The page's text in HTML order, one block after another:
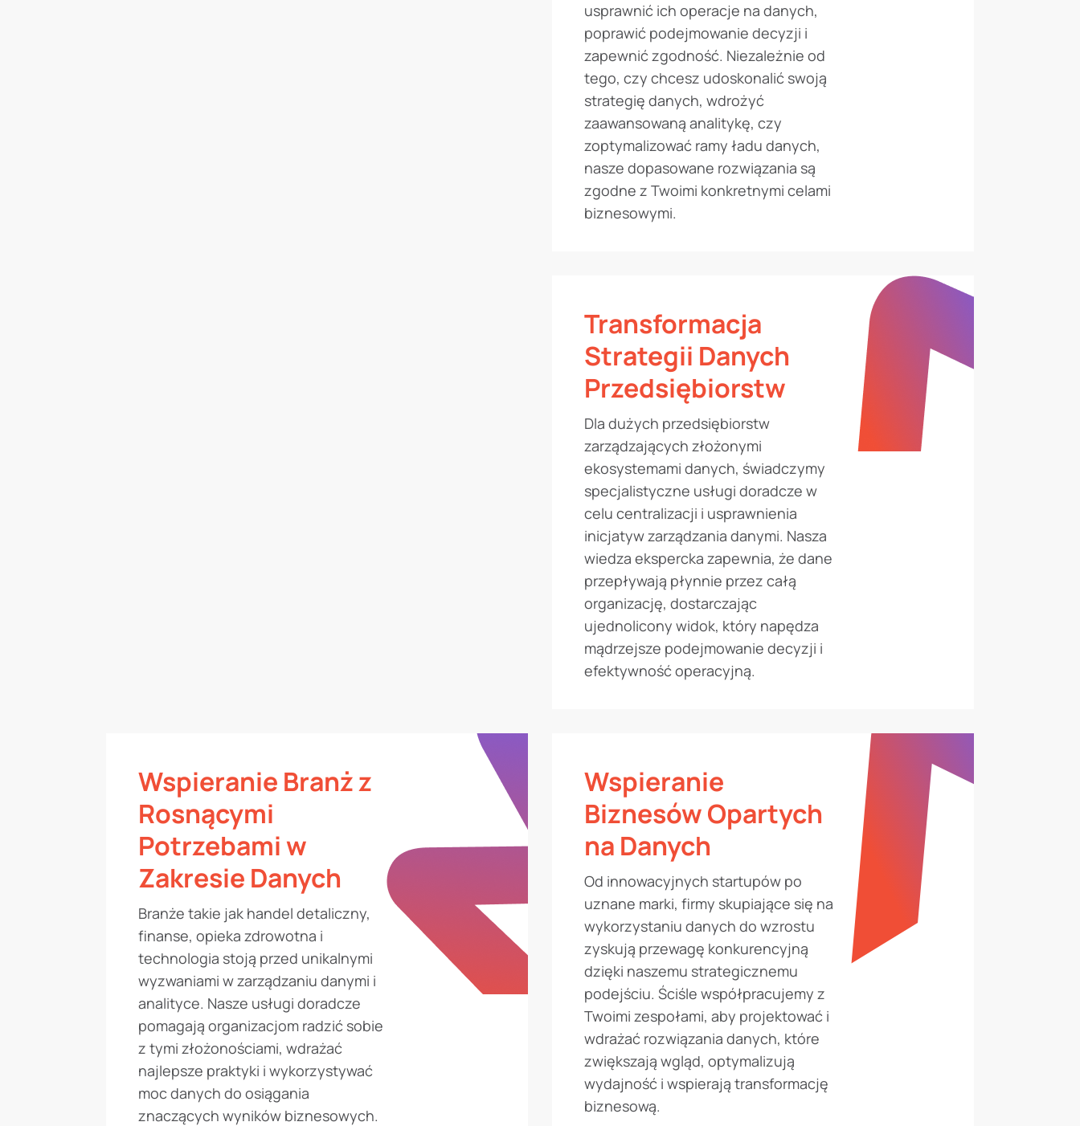
usprawnić ich operacje na danych,
poprawić podejmowanie decyzji i
zapewnić zgodność. Niezależnie od
tego, czy chcesz udoskonalić swoją
strategię danych, wdrożyć
zaawansowaną analitykę, czy
zoptymalizować ramy ładu danych,
nasze dopasowane rozwiązania są
zgodne z Twoimi konkretnymi celami
biznesowymi.
Transformacja
Strategii Danych
Przedsiębiorstw
Dla dużych przedsiębiorstw
zarządzających złożonymi
ekosystemami danych, świadczymy
specjalistyczne usługi doradcze w
celu centralizacji i usprawnienia
inicjatyw zarządzania danymi. Nasza
wiedza ekspercka zapewnia, że dane
przepływają płynnie przez całą
organizację, dostarczając
ujednolicony widok, który napędza
mądrzejsze podejmowanie decyzji i
efektywność operacyjną.
Wspieranie
Biznesów Opartych
na Danych
Od innowacyjnych startupów po
uznane marki, firmy skupiające się na
wykorzystaniu danych do wzrostu
zyskują przewagę konkurencyjną
dzięki naszemu strategicznemu
podejściu. Ściśle współpracujemy z
Twoimi zespołami, aby projektować i
wdrażać rozwiązania danych, które
zwiększają wgląd, optymalizują
wydajność i wspierają transformację
biznesową.
Wspieranie Branż z
Rosnącymi
Potrzebami w
Zakresie Danych
Branże takie jak handel detaliczny,
finanse, opieka zdrowotna i
technologia stoją przed unikalnymi
wyzwaniami w zarządzaniu danymi i
analityce. Nasze usługi doradcze
pomagają organizacjom radzić sobie
z tymi złożonościami, wdrażać
najlepsze praktyki i wykorzystywać
moc danych do osiągania
znaczących wyników biznesowych.